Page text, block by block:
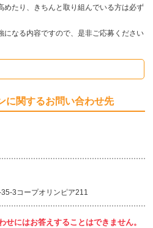
めたり、きちんと取り組んでいる方は必ず
になる内容ですので、是非ご応募ください
に関するお問い合わせ先
3コープオリンピア211
にはお答えすることはできません。